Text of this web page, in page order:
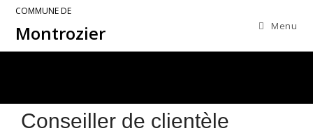
COMMUNE DE
Montrozier Menu
Conseiller de clientèle